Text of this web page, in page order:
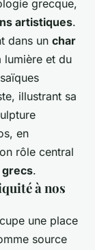
grecque,
artistiques.
dans un char
lumière et du
illustrant sa
en
rôle central
grecs.
à nos
une place
source